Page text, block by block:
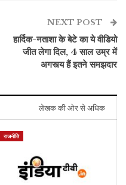
NEXT POST
हार्दिक-नताशा के बेटे का ये वीडियो
जीत लेगा दिल, 4 साल उम्र में
अगस्त्य हैं इतने समझदार
लेखक की ओर से अधिक
राजनीति